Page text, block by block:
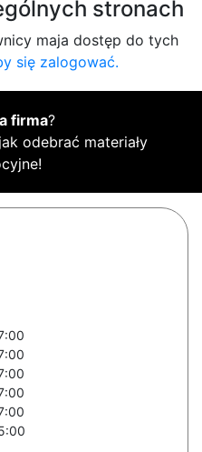
stronach
maja dostęp do tych
się zalogować.
firma?
odebrać materiały